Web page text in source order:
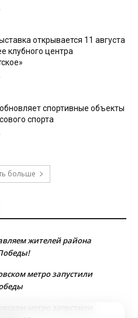
открывается 11 августа
клубного центра
спортивные объекты
спорта
больше
жителей района
метро запустили